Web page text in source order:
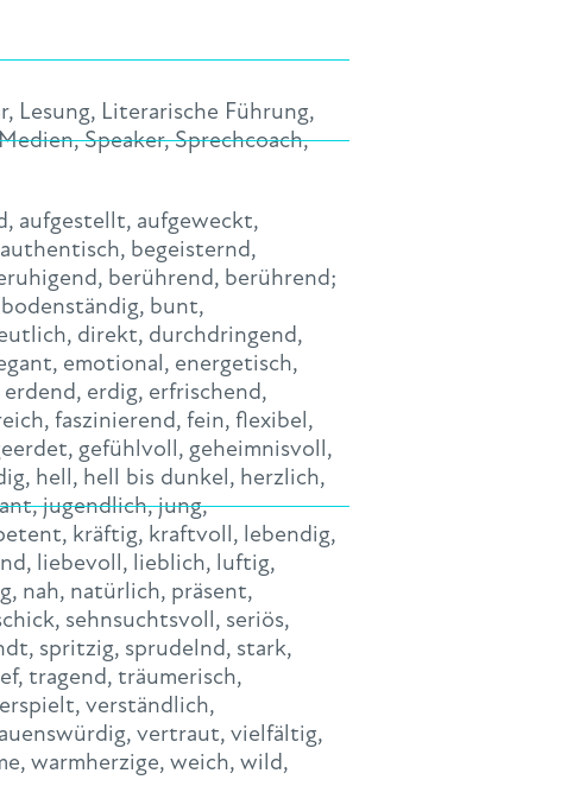
, Lesung, Literarische Führung,
,Speaker,Sprechcoach,
, aufgestellt, aufgeweckt,
authentisch, begeisternd,
, berührend, berührend;
bodenständig, bunt,
, direkt, durchdringend,
, emotional, energetisch,
erdend, erdig, erfrischend,
, faszinierend, fein, flexibel,
, gefühlvoll, geheimnisvoll,
, hell, hell bis dunkel, herzlich,
,jugendlich,jung,
, kräftig, kraftvoll, lebendig,
, liebevoll, lieblich, luftig,
, nah, natürlich, präsent,
, sehnsuchtsvoll, seriös,
, spritzig, sprudelnd, stark,
, tragend, träumerisch,
, verständlich,
, vertraut, vielfältig,
, warmherzige, weich, wild,